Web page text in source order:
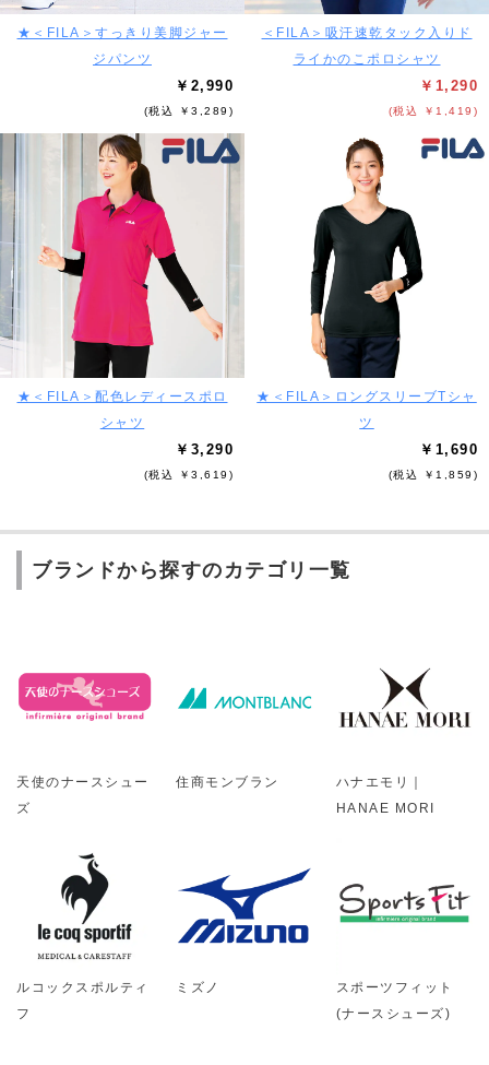
★＜FILA＞すっきり美脚ジャー
ジパンツ
￥2,990
(税込 ￥3,289)
＜FILA＞吸汗速乾タック入りド
ライかのこポロシャツ
￥1,290
(税込 ￥1,419)
★＜FILA＞配色レディースポロ
シャツ
￥3,290
(税込 ￥3,619)
★＜FILA＞ロングスリーブTシャ
ツ
￥1,690
(税込 ￥1,859)
ブランドから探すのカテゴリ一覧
天使のナースシュー
ズ
住商モンブラン
ハナエモリ｜
HANAE MORI
ルコックスポルティ
フ
ミズノ
スポーツフィット
(ナースシューズ)